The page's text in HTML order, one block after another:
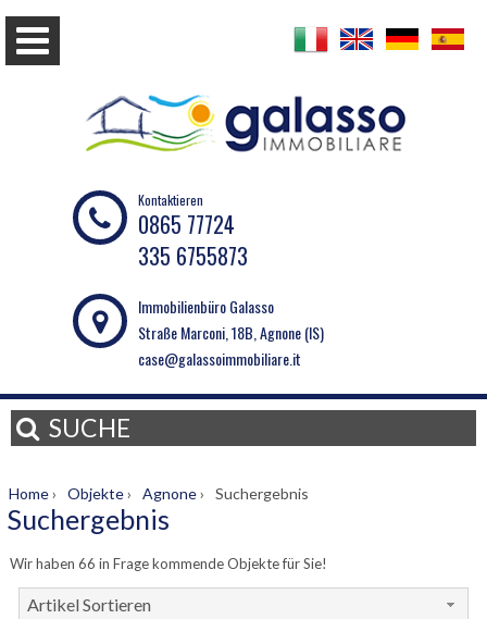
Kontaktieren
0865 77724
335 6755873
Immobilienbüro Galasso
Straße Marconi, 18B, Agnone (IS)
case@galassoimmobiliare.it
SUCHE
Home› Objekte› Agnone› Suchergebnis
Suchergebnis
Wir haben 66 in Frage kommende Objekte für Sie!
Artikel Sortieren